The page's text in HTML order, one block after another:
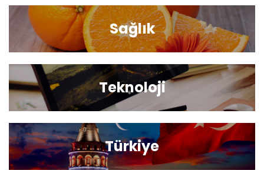
Sağlık
Teknoloji
Türkiye
Parolanızı mı unuttunuz?